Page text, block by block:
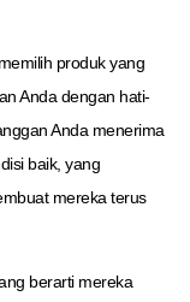
produk yang
Anda dengan hati-
Anda menerima
baik, yang
mereka terus
berarti mereka